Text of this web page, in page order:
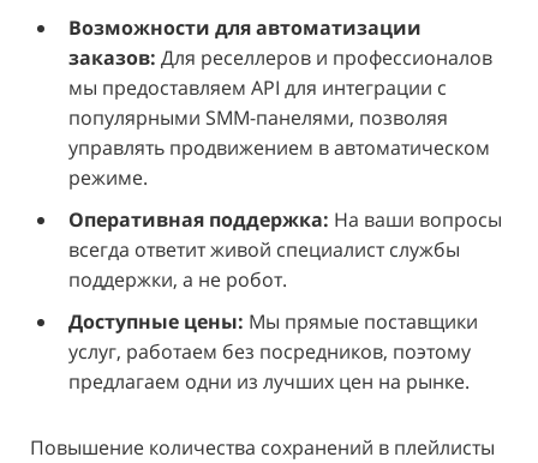
Возможности для автоматизации
заказов: Для реселлеров и профессионалов
мы предоставляем API для интеграции с
популярными SMM-панелями, позволяя
управлять продвижением в автоматическом
режиме.
Оперативная поддержка: На ваши вопросы
всегда ответит живой специалист службы
поддержки, а не робот.
Доступные цены: Мы прямые поставщики
услуг, работаем без посредников, поэтому
предлагаем одни из лучших цен на рынке.
Повышение количества сохранений в плейлисты